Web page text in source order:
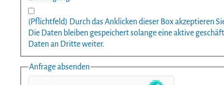
(Pflichtfeld) Durch das Anklicken dieser Box akzeptieren
Die Daten bleiben gespeichert solange eine aktive
Daten an Dritte weiter.
Anfrage absenden